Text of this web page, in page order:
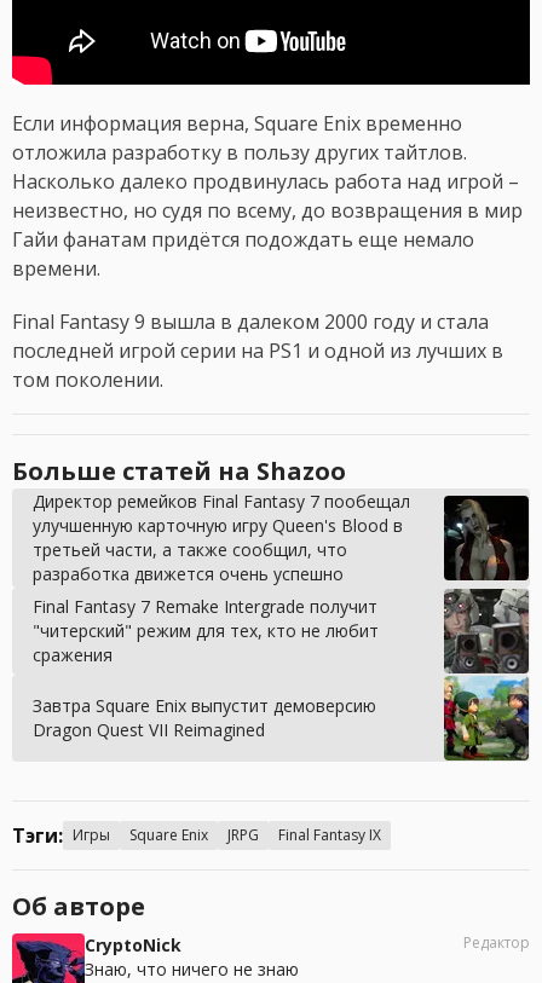
Если информация верна, Square Enix временно
отложила разработку в пользу других тайтлов.
Насколько далеко продвинулась работа над игрой –
неизвестно, но судя по всему, до возвращения в мир
Гайи фанатам придётся подождать еще немало
времени.
Final Fantasy 9 вышла в далеком 2000 году и стала
последней игрой серии на PS1 и одной из лучших в
том поколении.
Больше статей на Shazoo
Директор ремейков Final Fantasy 7 пообещал
улучшенную карточную игру Queen's Blood в
третьей части, а также сообщил, что
разработка движется очень успешно
Final Fantasy 7 Remake Intergrade получит
"читерский" режим для тех, кто не любит
сражения
Завтра Square Enix выпустит демоверсию
Dragon Quest VII Reimagined
Тэги: Игры Square Enix JRPG Final Fantasy IX
Об авторе
CryptoNick
Знаю, что ничего не знаю
Редактор